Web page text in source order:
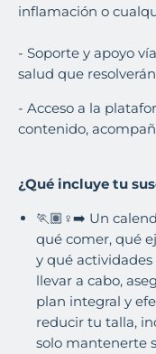
inflamación o
- Soporte y apoyo
salud que
- Acceso a la
contenido,
¿Qué incluye tu
🏃🏽♀️➡️ Un
qué comer, qué
y qué
llevar a cabo,
plan integral y
reducir tu talla,
solo mantenerte